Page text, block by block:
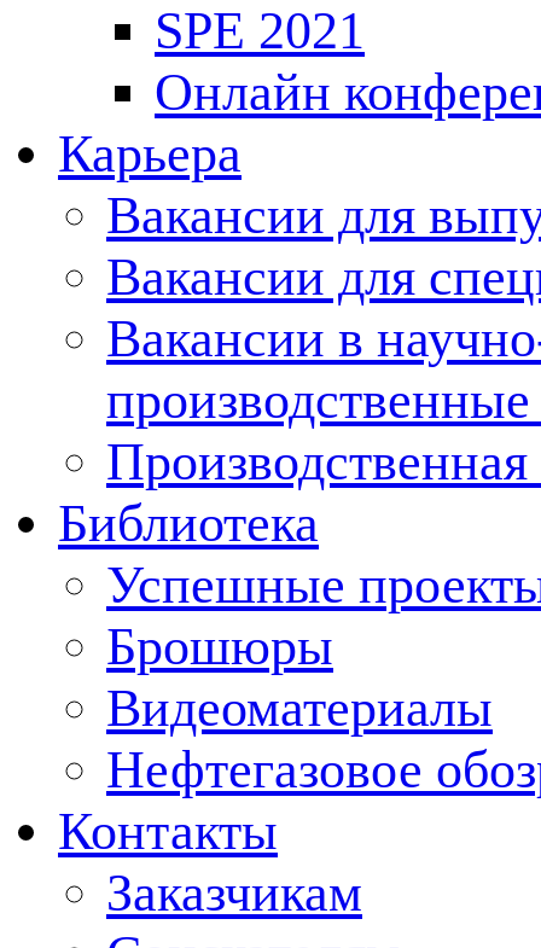
SPE 2021
Онлайн
Карьера
Вакансии для
Вакансии для
Вакансии в
Производственная
Библиотека
Успешные
Брошюры
Видеоматериалы
Нефтегазовое
Контакты
Заказчикам